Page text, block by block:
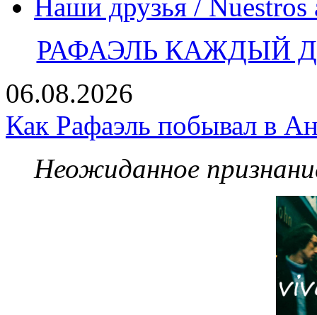
Наши друзья / Nuestros
РАФАЭЛЬ КАЖДЫЙ
06.08.2026
Как Рафаэль побывал в
Неожиданное